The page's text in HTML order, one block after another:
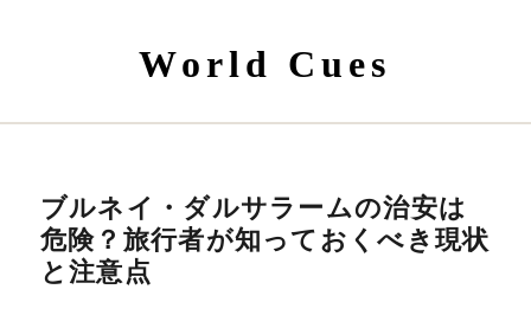
World Cues
ブルネイ・ダルサラームの治安は
危険？旅行者が知っておくべき現状
と注意点